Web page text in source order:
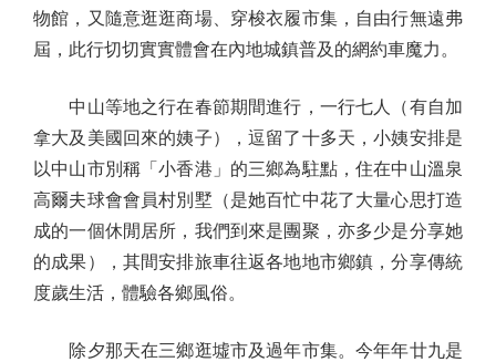
物館，又隨意逛逛商場、穿梭衣履市集，自由行無遠弗
屆，此行切切實實體會在內地城鎮普及的網約車魔力。
中山等地之行在春節期間進行，一行七人（有自加
拿大及美國回來的姨子），逗留了十多天，小姨安排是
以中山市別稱「小香港」的三鄉為駐點，住在中山溫泉
高爾夫球會會員村別墅（是她百忙中花了大量心思打造
成的一個休閒居所，我們到來是團聚，亦多少是分享她
的成果），其間安排旅車往返各地地市鄉鎮，分享傳統
度歲生活，體驗各鄉風俗。
除夕那天在三鄉逛墟市及過年市集。今年年廿九是